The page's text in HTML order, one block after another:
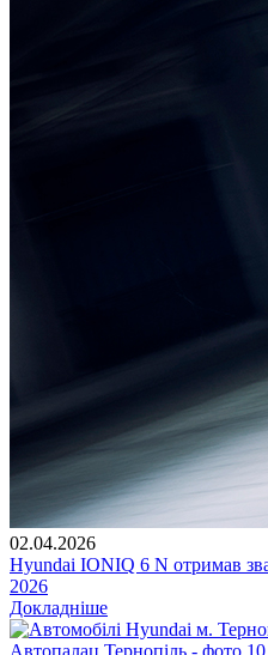
02.04.2026
Hyundai IONIQ 6 N отримав
2026
Докладніше